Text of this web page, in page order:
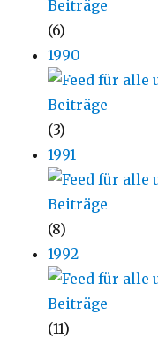
(6)
1990
(3)
1991
(8)
1992
(11)